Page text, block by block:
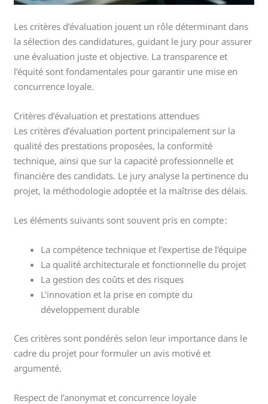
Les critères d’évaluation jouent un rôle déterminant dans
la sélection des candidatures, guidant le jury pour assurer
une évaluation juste et objective. La transparence et
l’équité sont fondamentales pour garantir une mise en
concurrence loyale.
Critères d’évaluation et prestations attendues
Les critères d’évaluation portent principalement sur la
qualité des prestations proposées, la conformité
technique, ainsi que sur la capacité professionnelle et
financière des candidats. Le jury analyse la pertinence du
projet, la méthodologie adoptée et la maîtrise des délais.
Les éléments suivants sont souvent pris en compte :
La compétence technique et l’expertise de l’équipe
La qualité architecturale et fonctionnelle du projet
La gestion des coûts et des risques
L’innovation et la prise en compte du
développement durable
Ces critères sont pondérés selon leur importance dans le
cadre du projet pour formuler un avis motivé et
argumenté.
Respect de l’anonymat et concurrence loyale